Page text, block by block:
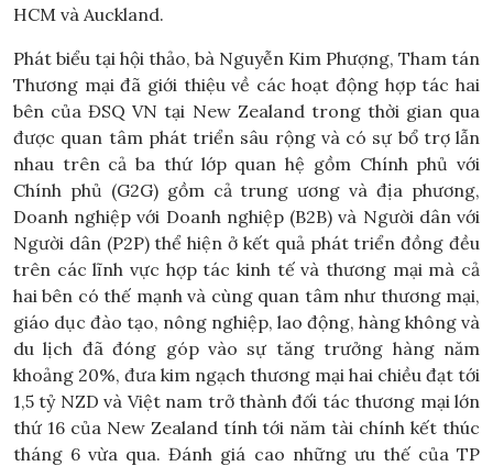
HCM và Auckland.
Phát biểu tại hội thảo, bà Nguyễn Kim Phượng, Tham tán
Thương mại đã giới thiệu về các hoạt động hợp tác hai
bên của ĐSQ VN tại New Zealand trong thời gian qua
được quan tâm phát triển sâu rộng và có sự bổ trợ lẫn
nhau trên cả ba thứ lớp quan hệ gồm Chính phủ với
Chính phủ (G2G) gồm cả trung ương và địa phương,
Doanh nghiệp với Doanh nghiệp (B2B) và Người dân với
Người dân (P2P) thể hiện ở kết quả phát triển đồng đều
trên các lĩnh vực hợp tác kinh tế và thương mại mà cả
hai bên có thế mạnh và cùng quan tâm như thương mại,
giáo dục đào tạo, nông nghiệp, lao động, hàng không và
du lịch đã đóng góp vào sự tăng trưởng hàng năm
khoảng 20%, đưa kim ngạch thương mại hai chiều đạt tới
1,5 tỷ NZD và Việt nam trở thành đối tác thương mại lớn
thứ 16 của New Zealand tính tới năm tài chính kết thúc
tháng 6 vừa qua. Đánh giá cao những ưu thế của TP